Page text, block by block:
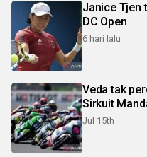
Janice Tjen
DC Open
6 hari lalu
Veda tak
Sirkuit
Jul 15th